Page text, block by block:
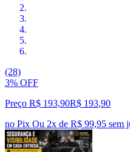
(28)
3% OFF
Preço R$ 193,90R$ 193,90
no Pix Ou 2x de R$ 99,95 sem